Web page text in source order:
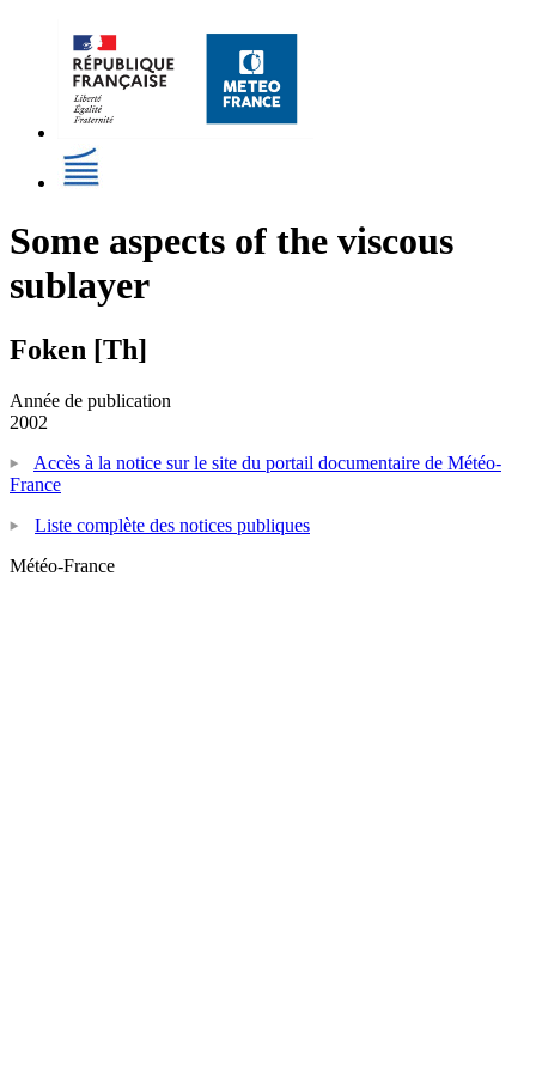
Some aspects of the viscous
sublayer
Foken [Th]
Année de publication
2002
Accès à la notice sur le site du portail documentaire de Météo-
France
Liste complète des notices publiques
Météo-France